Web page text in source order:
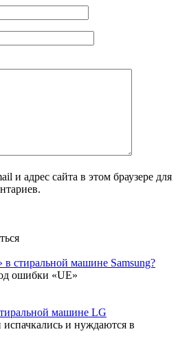
и адрес сайта в этом браузере для
в стиральной машине Samsung?
ошибки «UE»
машине LG
и нуждаются в